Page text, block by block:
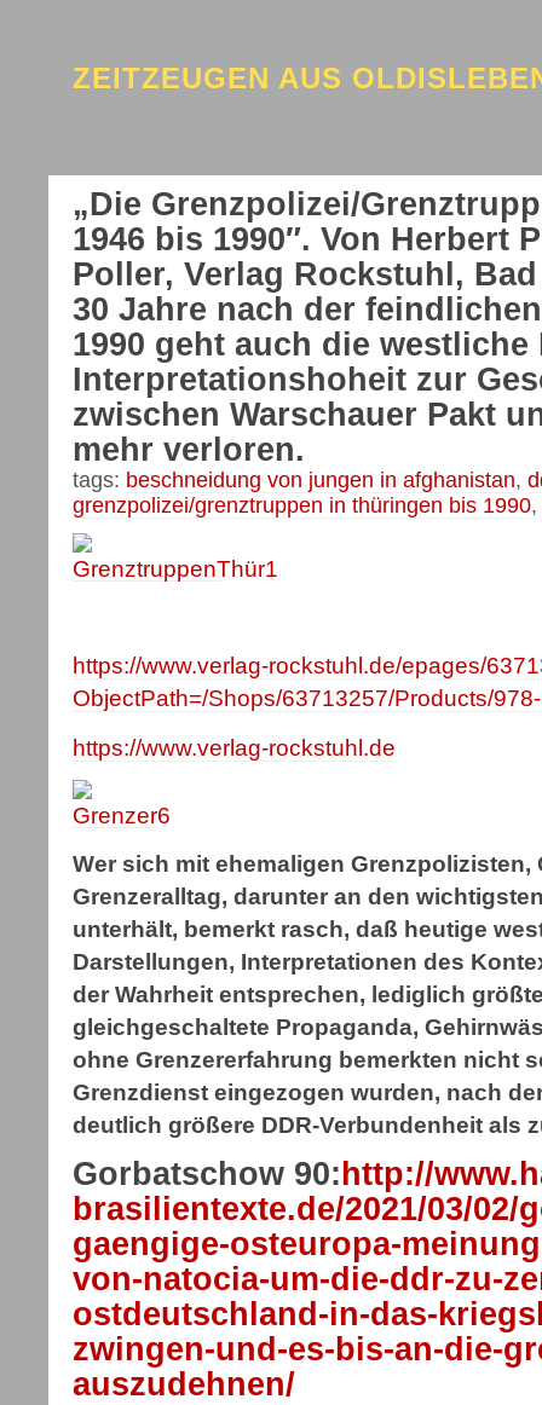
ZEITZEUGEN AUS
„Die Grenzpolizei/
1946 bis 1990″. Von Herbert
Poller, Verlag Rockstuhl,
30 Jahre nach der
1990 geht auch die
Interpretationshoheit zur
zwischen Warschauer Pakt
mehr verloren.
tags: beschneidung von jungen in afghanistan,
grenzpolizei/grenztruppen in thüringen bis 1990,
https://www.verlag-rockstuhl.de/epages/
ObjectPath=/Shops/63713257/Products/
https://www.verlag-rockstuhl.de
Wer sich mit ehemaligen
Grenzeralltag, darunter an den
unterhält, bemerkt rasch, daß heutige
Darstellungen, Interpretationen des
der Wahrheit entsprechen, lediglich
gleichgeschaltete Propaganda,
ohne Grenzererfahrung bemerkten nicht
Grenzdienst eingezogen wurden, nach
deutlich größere DDR-Verbundenheit als
Gorbatschow 90: http://
brasilientexte.de/2021/03/02/
gaengige-osteuropa-
von-natocia-um-die-ddr-zu-
ostdeutschland-in-das-
zwingen-und-es-bis-an-die-
auszudehnen/